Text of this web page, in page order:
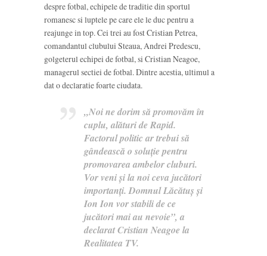
despre fotbal, echipele de traditie din sportul
romanesc si luptele pe care ele le duc pentru a
reajunge in top. Cei trei au fost Cristian Petrea,
comandantul clubului Steaua, Andrei Predescu,
golgeterul echipei de fotbal, si Cristian Neagoe,
managerul sectiei de fotbal. Dintre acestia, ultimul a
dat o declaratie foarte ciudata.
„Noi ne dorim să promovăm în
cuplu, alături de Rapid.
Factorul politic ar trebui să
gândească o soluție pentru
promovarea ambelor cluburi.
Vor veni și la noi ceva jucători
importanți. Domnul Lăcătuș și
Ion Ion vor stabili de ce
jucători mai au nevoie”, a
declarat Cristian Neagoe la
Realitatea TV.